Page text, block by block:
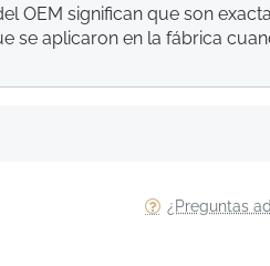
¿Preguntas
OEM significan que son
se aplicaron en la fábrica